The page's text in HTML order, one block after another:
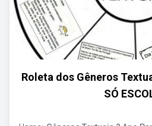
Roleta dos Gêneros
SÓ